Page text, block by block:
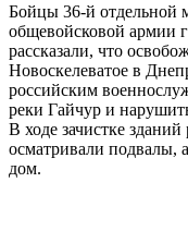
Бойцы 36-й отдельной
общевойсковой армии
рассказали, что
Новоскелеватое в
российским
реки Гайчур и
В ходе зачистке
осматривали подвалы,
дом.